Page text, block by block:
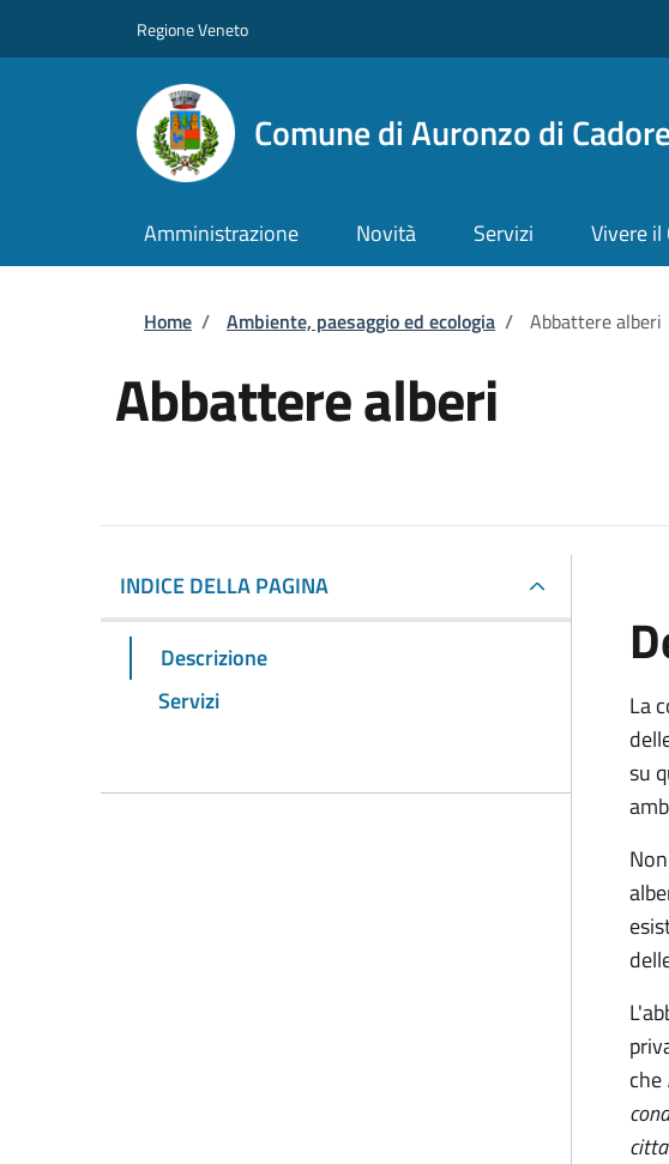
Regione Veneto
Comune di Auronzo di Cadore
Amministrazione Novità Servizi Vivere
Briciole di pane
Home / Ambiente, paesaggio ed ecologia / Abbattere alberi
Abbattere alberi
INDICE DELLA PAGINA
Descrizione
Servizi
La
su
che